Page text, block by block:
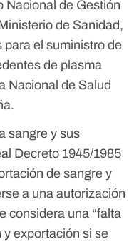
Nacional de Gestión
de Sanidad,
para el suministro de
de plasma
Nacional de Salud
sangre y sus
Decreto 1945/1985
de sangre y
a una autorización
considera una “falta
y exportación si se